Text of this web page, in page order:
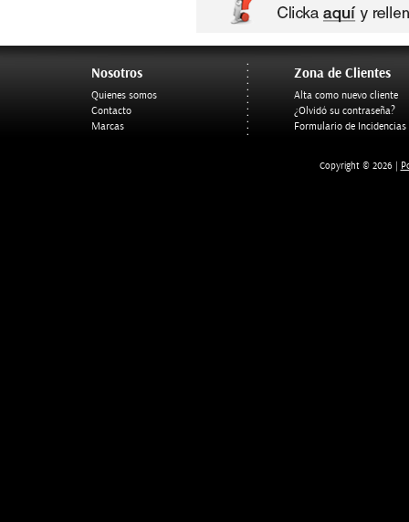
Nosotros
Quienes somos
Contacto
Marcas
Zona de Clientes
Alta como nuevo cliente
¿Olvidó su contraseña?
Formulario de Incidencias
Copyright © 2026 |